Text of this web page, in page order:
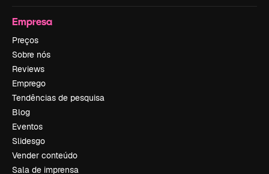
Empresa
Preços
Sobre nós
Reviews
Emprego
Tendências de pesquisa
Blog
Eventos
Slidesgo
Vender conteúdo
Sala de imprensa